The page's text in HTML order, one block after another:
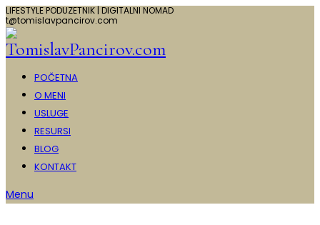
LIFESTYLE PODUZETNIK | DIGITALNI NOMAD
t@tomislavpancirov.com
POČETNA
O MENI
USLUGE
RESURSI
BLOG
KONTAKT
Menu